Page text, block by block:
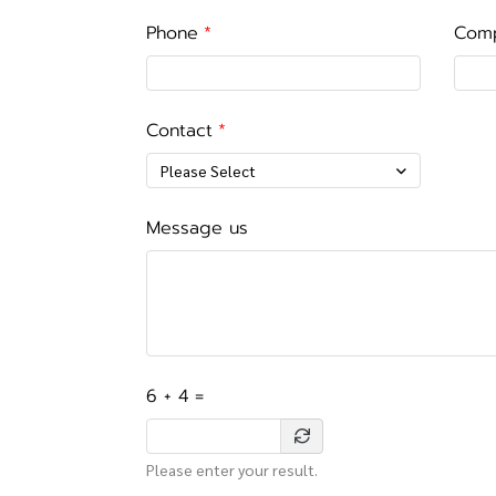
Phone
Contact
Please Select
Message us
6 + 4 =
Please enter your result.